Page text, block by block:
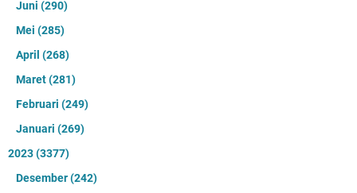
Juni (290)
Mei (285)
April (268)
Maret(281)
Februari (249)
Januari (269)
2023(3377)
Desember(242)